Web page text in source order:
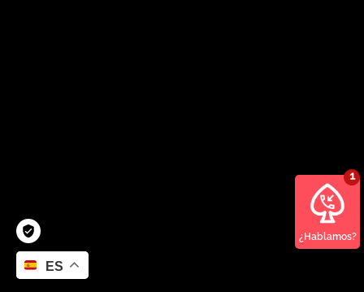
¿Hablamos?
ES